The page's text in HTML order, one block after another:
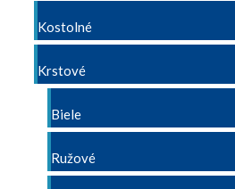
Kostolné
Krstové
Biele
Ružové